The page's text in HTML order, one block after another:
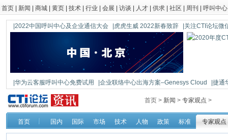
首页 新闻 商城 黄页 技术 行业 会展 访谈 人才 供求 社区 周刊 呼叫中心
|2022中国呼叫中心及企业通信大会 |虎虎生威 2022新春致辞 |关注CTI论坛微
|华为云客服呼叫中心免费试用 |企业联络中心出海方案–Genesys Cloud
|捷通
|鼎信通达新一代语音网关DAG1000-4S
首页 > 新闻 > 专家观点 >
首页 国内 国际 市场 技术 人物 政策 标准 专家观点